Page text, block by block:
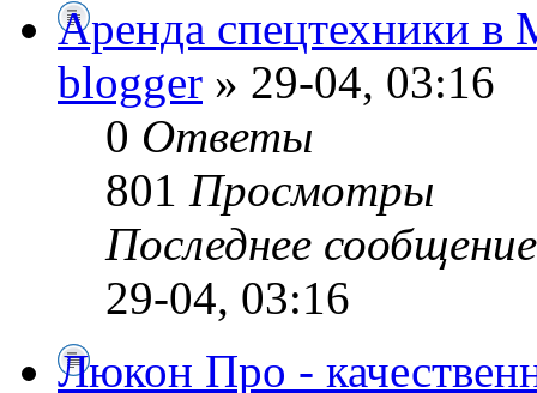
Аренда спецтехники в
blogger » 29-04, 03:16
0 Ответы
801 Просмотры
Последнее
29-04, 03:16
Люкон Про -